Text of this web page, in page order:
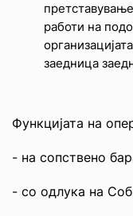
работи на
заедница
Функцијата на
- на сопствено
- со одлука на